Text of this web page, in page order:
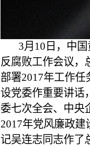
3月10日，中
反腐败工作会议，
部署2017年工作
设党委作重要讲话
委七次全会、中央
2017年党风廉政
记吴连志同志作了